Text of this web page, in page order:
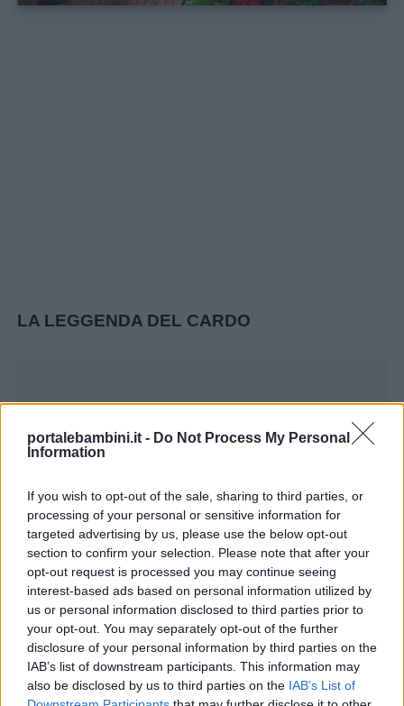
portalebambini.it - Do Not Process My Personal
Information
If you wish to opt-out of the sale, sharing to third parties, or
processing of your personal or sensitive information for
targeted advertising by us, please use the below opt-out
section to confirm your selection. Please note that after your
opt-out request is processed you may continue seeing
interest-based ads based on personal information utilized by
us or personal information disclosed to third parties prior to
your opt-out. You may separately opt-out of the further
disclosure of your personal information by third parties on the
IAB’s list of downstream participants. This information may
also be disclosed by us to third parties on the IAB’s List of
Menu
Schede
didattiche
Disegni
da
LA LEGGENDA DEL CARDO
Leggenda popolare scozzese (adattamento di:
Alessia de Falco & Matteo Princivalle)
Tanto tempo fa, nelle brughiere scozzesi
crescevano i cardi selvatici: erano alti e pieni di
spine, con un piccolo fiore viola sulla sommità
del loro stelo. Nessuno si curava di loro perché
non avevano fiori profumati e colorati come i